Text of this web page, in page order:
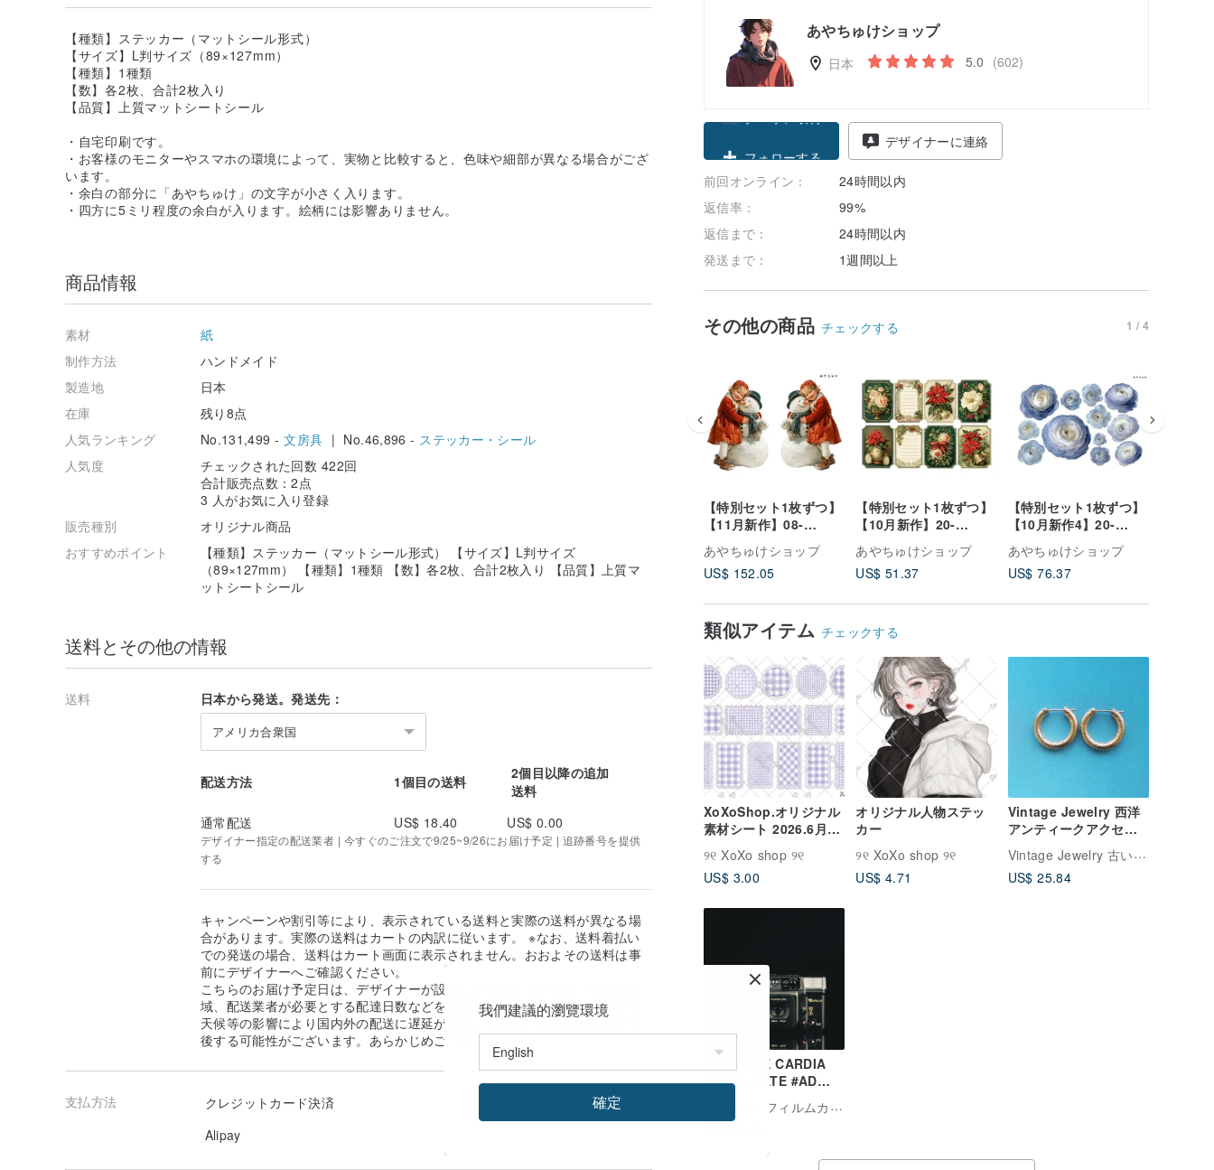
あやちゅけショップ
日本 5.0 (602)
フォローする
デザイナーに連絡
前回オンライン：
24時間以内
返信率：
99%
返信まで：
24時間以内
発送まで：
1週間以上
その他の商品 チェックする 1 / 4
【特別セット1枚ずつ】
【11月新作】08-
108【全222種】 人物ス
テッカー クリスマスヴ
ィンテージ
あやちゅけショップ
US$ 152.05
【特別セット1枚ずつ】
【10月新作】20-
104【全150種】 チョキ
ペーパー・コラージュ
素材・クリスマス
あやちゅけショップ
US$ 51.37
【特別セット1枚ずつ】
【10月新作4】20-
22【全223種】 チョキ
ペーパー・コラージュ
素材・ラナンキュラス
あやちゅけショップ
US$ 76.37
類似アイテム チェックする
XoXoShop.オリジナル
素材シート 2026.6月新
୨୧ XoXo shop ୨୧
US$ 3.00
オリジナル人物ステッ
カー
୨୧ XoXo shop ୨୧
US$ 4.71
Vintage Jewelry 西洋
アンティークアクセサ
リー 繊細なゴールドブ
ラッシュ加工 小ぶりな
C型 ピアス
Vintage Jewelry 古い時 ジュエリー
US$ 25.84
FUJI TELE CARDIA
SUPER DATE #AD
Mr. Rick | フィルムカメラ専門店
【種類】ステッカー（マットシール形式）
【サイズ】L判サイズ（89×127mm）
【種類】1種類
【数】各2枚、合計2枚入り
【品質】上質マットシートシール
・自宅印刷です。
・お客様のモニターやスマホの環境によって、実物と比較すると、色味や細部が異なる場合がござ
います。
・余白の部分に「あやちゅけ」の文字が小さく入ります。
・四方に5ミリ程度の余白が入ります。絵柄には影響ありません。
商品情報
素材
紙
制作方法
ハンドメイド
製造地
日本
在庫
残り8点
人気ランキング
No.131,499 -文房具 | No.46,896 - ステッカー・シール
人気度
チェックされた回数 422回
合計販売点数：2点
3 人がお気に入り登録
販売種別
オリジナル商品
おすすめポイント
【種類】ステッカー（マットシール形式） 【サイズ】L判サイズ
（89×127mm） 【種類】1種類 【数】各2枚、合計2枚入り 【品質】上質マ
ットシートシール
送料とその他の情報
送料 日本から発送。発送先：
アメリカ合衆国
配送方法 1個目の送料
2個目以降の追加
送料
通常配送
US$ 18.40 US$ 0.00
デザイナー指定の配送業者 | 今すぐのご注文で9/25~9/26にお届け予定 | 追跡番号を提供
する
キャンペーンや割引等により、表示されている送料と実際の送料が異なる場
合があります。実際の送料はカートの内訳に従います。 ※なお、送料着払い
での発送の場合、送料はカート画面に表示されません。おおよその送料は事
前にデザイナーへご確認ください。
こちらのお届け予定日は、デザイナーが設定した発送までの日数、配送先地
域、配送業者が必要とする配達日数などを考慮し算出しております。祝日や
天候等の影響により国内外の配送に遅延が発生した場合、実際の到着日が前
後する可能性がございます。あらかじめご了承ください。
支払方法
クレジットカード決済
Alipay
我們建議的瀏覽環境
確定